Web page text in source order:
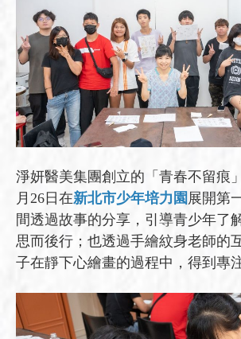
淨妍醫美集團創立的「青春不留痕
月26日在新北市少年培力園 展開第
間透過故事的分享，引導青少年了
思而後行；也透過手繪紋身老師的
子在靜下心繪畫的過程中，得到專